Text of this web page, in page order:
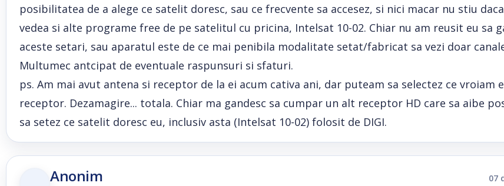
posibilitatea de a alege ce satelit doresc, sau ce frecvente sa accesez, si nici macar nu stiu
vedea si alte programe free de pe satelitul cu pricina, Intelsat 10-02. Chiar nu am reusit eu sa
aceste setari, sau aparatul este de ce mai penibila modalitate setat/fabricat sa vezi doar
Multumec antcipat de eventuale raspunsuri si sfaturi.
ps. Am mai avut antena si receptor de la ei acum cativa ani, dar puteam sa selectez ce vroiam
receptor. Dezamagire... totala. Chiar ma gandesc sa cumpar un alt receptor HD care sa aibe
sa setez ce satelit doresc eu, inclusiv asta (Intelsat 10-02) folosit de DIGI.
Anonim 07